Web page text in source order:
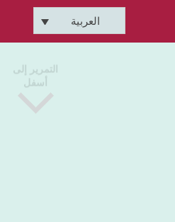
العربية
التمرير إلى
أسفل